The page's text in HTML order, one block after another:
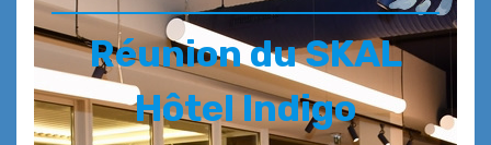
Réunion du SKAL
Hôtel Indigo